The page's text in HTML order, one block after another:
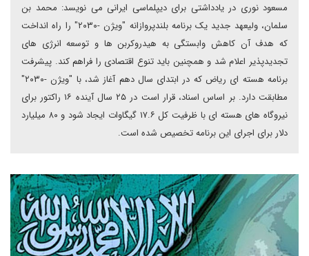
مسعود نوری در یادداشتی برای دیپلماسی ایرانی می نویسد: محمد بن
سلمان، ولیعهد جدید یک برنامه بلندپروازانه "ویژن -۲۰۳۰" را راه انداخت
که هدف آن کاهش وابستگی به هیدروکربن ها و توسعه انرژی های
تجدیدپذیر اعلام شد و همچنین باید تنوع اقتصادی را فراهم کند. پیشرفت
برنامه هسته ای ریاض که در ابتدای سال دهم آغاز شد، با "ویژن -۲۰۳۰"
مطابقت دارد. بر اساس اسناد، قرار است در ۲۵ سال آینده ۱۶ راکتور برای
نیروگاه های هسته ای با ظرفیت کل ۱۷.۶ گیگاوات ایجاد شود و ۸۰ میلیارد
دلار برای اجرای این برنامه تخصیص شده است.